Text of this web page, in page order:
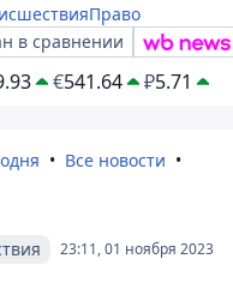
Право
в сравнении
€541.64 ₽5.71
Все новости
23:11, 01 ноября 2023